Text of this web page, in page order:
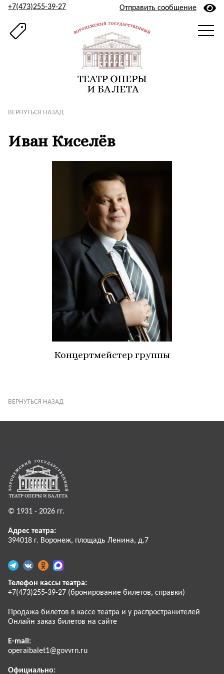
+7(473)255-39-27 Отправить сообщение
ВЕРНУТЬСЯ НАЗАД
Иван Киселёв
Концертмейстер группы
ВЕРНУТЬСЯ НАЗАД
© 1931 - 2026 гг.
Адрес театра:
394018 г. Воронеж, площадь Ленина, д.7
Телефон кассы театра:
+7(473)255-39-27 (бронирование билетов, справки)
Продажа билетов в кассе театра и у распространителей
Онлайн заказ билетов на сайте
E-mail:
operaibalet1@govvrn.ru
Официально: